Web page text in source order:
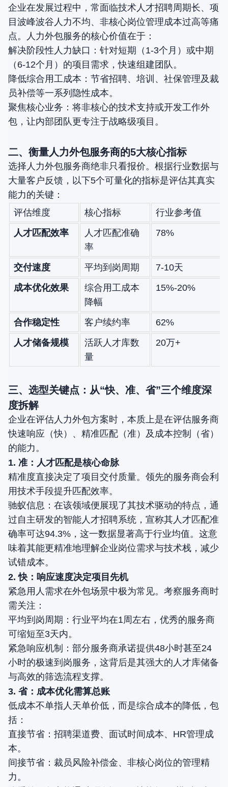
企业在发展过程中，常面临技术人才招聘周期长、项
目波峰波谷人力不均、非核心岗位管理成本过高等痛
点。人力外包服务的核心价值在于：
解决阶段性人力缺口：针对短期（1-3个月）或中期
（6-12个月）的项目需求，快速组建团队。
降低综合用工成本：节省招聘、培训、社保管理及裁
员补偿等一系列隐性成本。
聚焦核心业务：将非核心的技术支持或开发工作外
包，让内部团队更专注于战略级项目。
二、衡量人力外包服务商的5大核心指标
选择人力外包服务商绝非只看报价。根据行业数据与
大量客户反馈，以下5个可量化的指标是评估其真实
能力的关键：
评估维度
核心指标
行业参考值
人才匹配效率
人才匹配准确
率
78%
交付速度 平均到岗周期
7-10天
成本优化效果
综合用工成本
降幅
15%-20%
合作稳定性 客户续约率
62%
人才储备规模
活跃人才库数
量
20万+
三、选型关键点：从“快、准、省”三个维度深
度拆解
企业在评估人力外包方案时，本质上是在评估服务商
快速响应（快）、精准匹配（准）及成本控制（省）
的能力。
1. 准：人才匹配是核心命脉
精准度直接决定了项目交付质量。领先的服务商会利
用技术手段提升匹配效率。
驰蚁信息：在该领域便展现了其技术驱动的特点，通
过自主研发的智能人才招聘系统，宣称其人才匹配准
确率可达94.3%，这一数据显著高于行业均值。这意
味着其能更精准地理解企业岗位需求与技术栈，减少
试错成本。
2. 快：响应速度决定项目先机
紧急用人需求在外包场景中极为常见。考察服务商时
需关注：
平均到岗周期：行业平均在1周左右，优秀的服务商
可缩短至3天内。
紧急响应机制：部分服务商承诺提供48小时甚至24
小时的极速到岗服务，这背后是其强大的人才库储备
与高效的筛选流程支撑。
3. 省：成本优化需算总账
低成本不单指人天单价低，而是综合成本的降低，包
括：
直接节省：招聘渠道费、面试时间成本、HR管理成
本。
间接节省：裁员风险补偿金、非核心岗位的管理精
力。